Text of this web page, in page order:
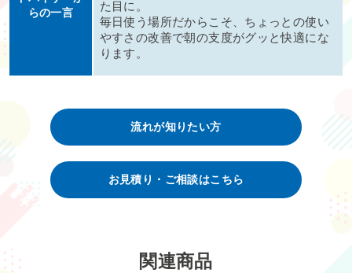
らの一言
た目に。
毎日使う場所だからこそ、ちょっとの使い
やすさの改善で朝の支度がグッと快適にな
ります。
流れが知りたい方
お見積り・ご相談はこちら
関連商品